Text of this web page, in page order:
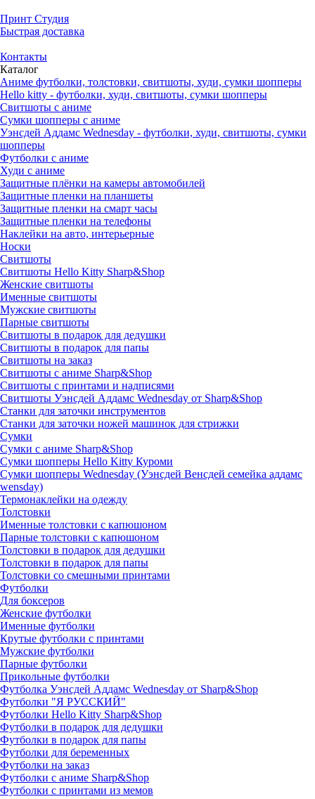
Принт Студия
Быстрая доставка
Контакты
Каталог
Аниме футболки, толстовки, свитшоты, худи, сумки шопперы
Hello kitty - футболки, худи, свитшоты, сумки шопперы
Свитшоты с аниме
Сумки шопперы с аниме
Уэнсдей Аддамс Wednesday - футболки, худи, свитшоты, сумки
шопперы
Футболки с аниме
Худи с аниме
Защитные плёнки на камеры автомобилей
Защитные пленки на планшеты
Защитные пленки на смарт часы
Защитные пленки на телефоны
Наклейки на авто, интерьерные
Носки
Свитшоты
Cвитшоты Hello Kitty Sharp&Shop
Женские свитшоты
Именные свитшоты
Мужские свитшоты
Парные свитшоты
Свитшоты в подарок для дедушки
Свитшоты в подарок для папы
Свитшоты на заказ
Свитшоты с аниме Sharp&Shop
Свитшоты с принтами и надписями
Свитшоты Уэнсдей Аддамс Wednesday от Sharp&Shop
Станки для заточки инструментов
Станки для заточки ножей машинок для стрижки
Сумки
Сумки с аниме Sharp&Shop
Сумки шопперы Hello Kitty Куроми
Сумки шопперы Wednesday (Уэнсдей Венсдей семейка аддамс
wensday)
Термонаклейки на одежду
Толстовки
Именные толстовки с капюшоном
Парные толстовки с капюшоном
Толстовки в подарок для дедушки
Толстовки в подарок для папы
Толстовки со смешными принтами
Футболки
Для боксеров
Женские футболки
Именные футболки
Крутые футболки с принтами
Мужские футболки
Парные футболки
Прикольные футболки
Футболка Уэнсдей Аддамс Wednesday от Sharp&Shop
Футболки "Я РУССКИЙ"
Футболки Hello Kitty Sharp&Shop
Футболки в подарок для дедушки
Футболки в подарок для папы
Футболки для беременных
Футболки на заказ
Футболки с аниме Sharp&Shop
Футболки с принтами из мемов